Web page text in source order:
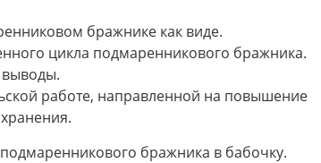
бражнике как виде.
цикла подмаренникового бражника.
выводы.
работе, направленной на повышение
бражника в бабочку.